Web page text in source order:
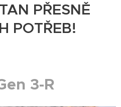
PŘESNĚ
POTŘEB!
3-R